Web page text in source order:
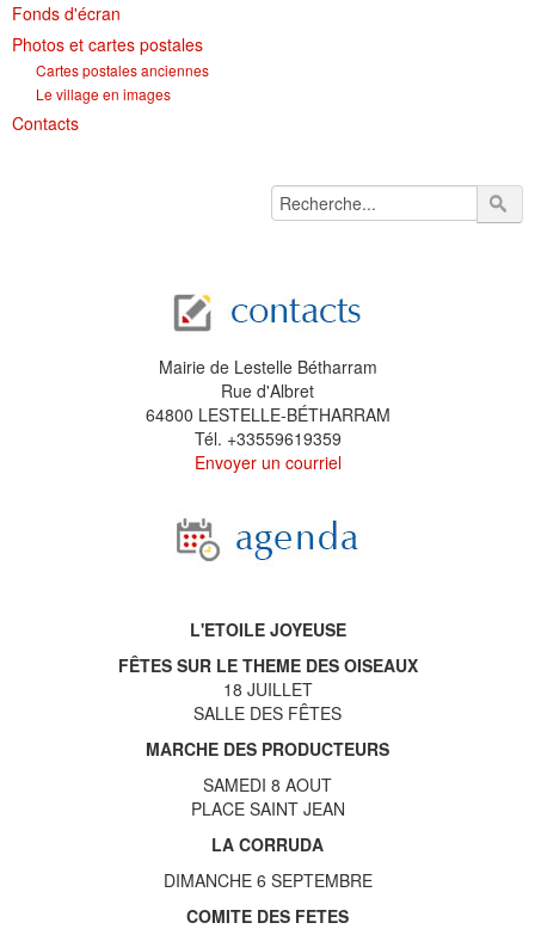
Fonds d'écran
Photos et cartes postales
Cartes postales anciennes
Le village en images
Contacts
Mairie de Lestelle Bétharram
Rue d'Albret
64800 LESTELLE-BÉTHARRAM
Tél. +33559619359
Envoyer un courriel
L'ETOILE JOYEUSE
FÊTES SUR LE THEME DES OISEAUX
18 JUILLET
SALLE DES FÊTES
MARCHE DES PRODUCTEURS
SAMEDI 8 AOUT
PLACE SAINT JEAN
LA CORRUDA
DIMANCHE 6 SEPTEMBRE
COMITE DES FETES